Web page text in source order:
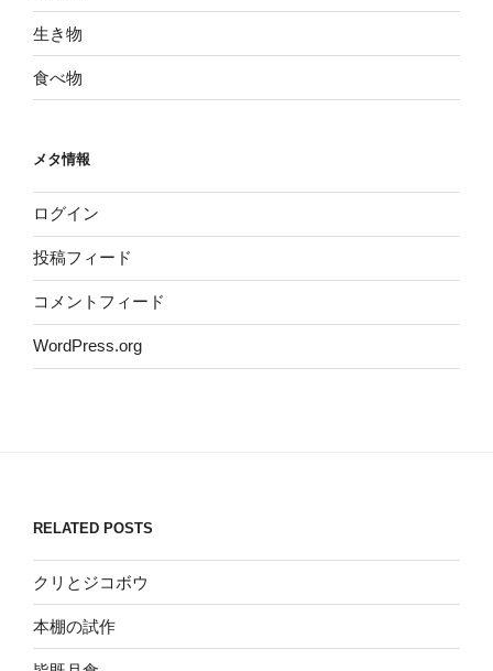
生き物
食べ物
メタ情報
ログイン
投稿フィード
コメントフィード
WordPress.org
RELATED POSTS
クリとジコボウ
本棚の試作